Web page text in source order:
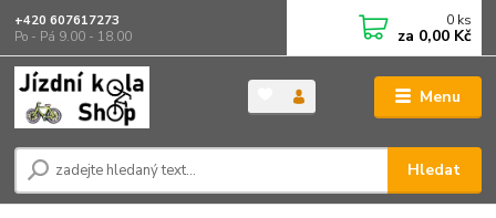
Menu
Hledat
+420 607617273
Po - Pá 9.00 - 18.00
0 ks
za 0,00 Kč